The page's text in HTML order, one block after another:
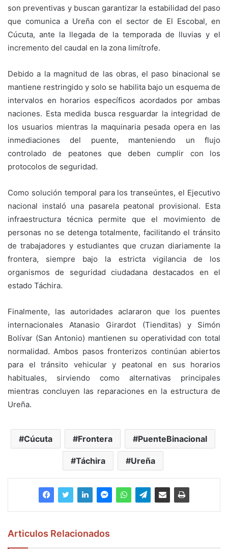
son preventivas y buscan garantizar la estabilidad del paso
que comunica a Ureña con el sector de El Escobal, en
Cúcuta, ante la llegada de la temporada de lluvias y el
incremento del caudal en la zona limítrofe.
Debido a la magnitud de las obras, el paso binacional se
mantiene restringido y solo se habilita bajo un esquema de
intervalos en horarios específicos acordados por ambas
naciones. Esta medida busca resguardar la integridad de
los usuarios mientras la maquinaria pesada opera en las
inmediaciones del puente, manteniendo un flujo
controlado de peatones que deben cumplir con los
protocolos de seguridad.
Como solución temporal para los transeúntes, el Ejecutivo
nacional instaló una pasarela peatonal provisional. Esta
infraestructura técnica permite que el movimiento de
personas no se detenga totalmente, facilitando el tránsito
de trabajadores y estudiantes que cruzan diariamente la
frontera, siempre bajo la estricta vigilancia de los
organismos de seguridad ciudadana destacados en el
estado Táchira.
Finalmente, las autoridades aclararon que los puentes
internacionales Atanasio Girardot (Tienditas) y Simón
Bolívar (San Antonio) mantienen su operatividad con total
normalidad. Ambos pasos fronterizos continúan abiertos
para el tránsito vehicular y peatonal en sus horarios
habituales, sirviendo como alternativas principales
mientras concluyen las reparaciones en la estructura de
Ureña.
Cúcuta Frontera PuenteBinacional
Táchira Ureña
Articulos Relacionados